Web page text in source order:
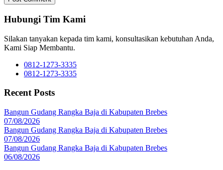
Hubungi Tim Kami
Silakan tanyakan kepada tim kami, konsultasikan kebutuhan Anda,
Kami Siap Membantu.
0812-1273-3335
0812-1273-3335
Recent Posts
Bangun Gudang Rangka Baja di Kabupaten Brebes
07/08/2026
Bangun Gudang Rangka Baja di Kabupaten Brebes
07/08/2026
Bangun Gudang Rangka Baja di Kabupaten Brebes
06/08/2026